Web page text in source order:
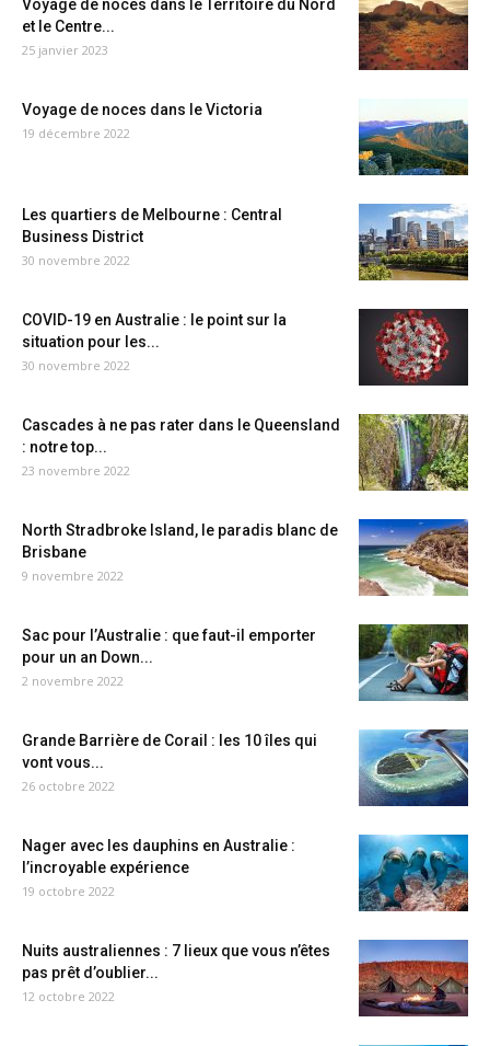
Voyage de noces dans le Territoire du Nord
et le Centre...
25 janvier 2023
Voyage de noces dans le Victoria
19 décembre 2022
Les quartiers de Melbourne : Central
Business District
30 novembre 2022
COVID-19 en Australie : le point sur la
situation pour les...
30 novembre 2022
Cascades à ne pas rater dans le Queensland
: notre top...
23 novembre 2022
North Stradbroke Island, le paradis blanc de
Brisbane
9 novembre 2022
Sac pour l’Australie : que faut-il emporter
pour un an Down...
2 novembre 2022
Grande Barrière de Corail : les 10 îles qui
vont vous...
26 octobre 2022
Nager avec les dauphins en Australie :
l’incroyable expérience
19 octobre 2022
Nuits australiennes : 7 lieux que vous n’êtes
pas prêt d’oublier...
12 octobre 2022